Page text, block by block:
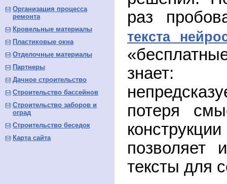
Организация процесса
ремонта
Кровельные материалы
Пластиковые окна
Отделочные материалы
Партнеры
Дачное строительство
Строительство бассейнов
Строительство заборов и
оград
Строительство беседок
Карта сайта
раз
текста
знает:
потеря
позволяет
тексты для